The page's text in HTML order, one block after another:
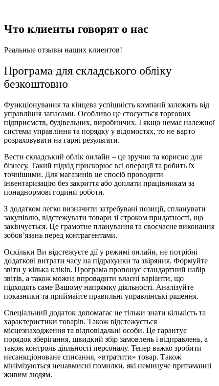
Что клиенты говорят о нас
Реальные отзывы наших клиентов!
Програма для складського обліку
безкоштовно
Функціонування та кінцева успішність компанії залежить від
управління запасами. Особливо це стосується торгових
підприємств, будівельних, виробничих. І якщо немає належної
системи управління та порядку у відомостях, то не варто
розраховувати на гарні результати.
Вести складський облік онлайн – це зручно та корисно для
бізнесу. Такий підхід прискорює всі операції та робить їх
точнішими. Для магазинів це спосіб проводити
інвентаризацію без закриття або доплати працівникам за
понаднормові години роботи.
З додатком легко визначити затребувані позиції, спланувати
закупівлю, відстежувати товари зі строком придатності, що
закінчується. Це грамотне планування та своєчасне виконання
зобов’язань перед контрагентами.
Оскільки Ви відстежуєте дії у режимі онлайн, не потрібні
додаткові витрати часу на підрахунки та звіряння. Формуйте
звіти у кілька кліків. Програма пропонує стандартний набір
звітів, а також можна впровадити власні варіанти, що
підходять саме Вашому напрямку діяльності. Аналізуйте
показники та приймайте правильні управлінські рішення.
Спеціальний додаток допомагає не тільки знати кількість та
характеристики товарів. Також відстежується
місцезнаходження та відповідальні особи. Це гарантує
порядок зберігання, швидкий збір замовлень і відправлень, а
також контроль діяльності персоналу. Тепер важко зробити
несанкціоноване списання, «втратити» товар. Також
мінімізуються ненавмисні помилки, які неминуче притаманні
живим людям.